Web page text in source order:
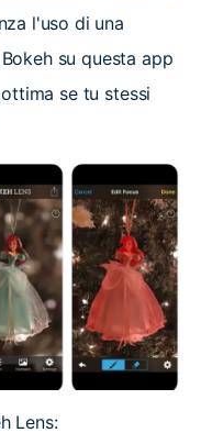
l'uso di una
su questa app
se tu stessi
Lens: